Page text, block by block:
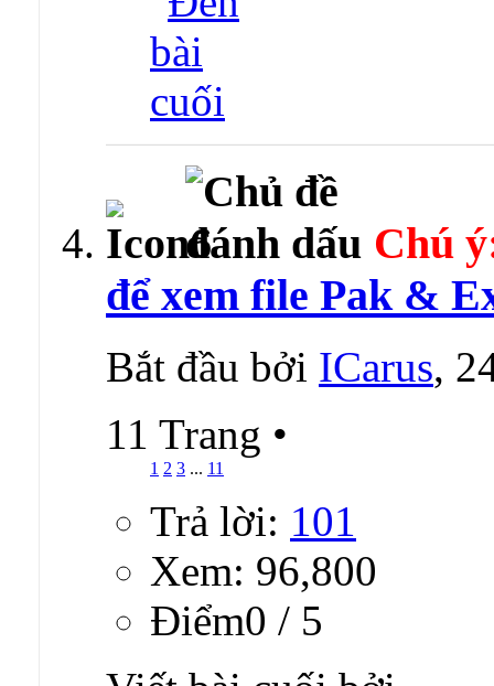
Chú
để xem file Pak &
Bắt đầu bởi ICarus,
11 Trang •
1 2 3 ... 11
Trả lời: 101
Xem: 96,800
Ðiểm0 / 5